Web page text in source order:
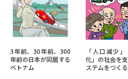
3年前、30年前、300
年前の日本が同居する
ベトナム
「人口減少
化」の社会を
ステムをつく